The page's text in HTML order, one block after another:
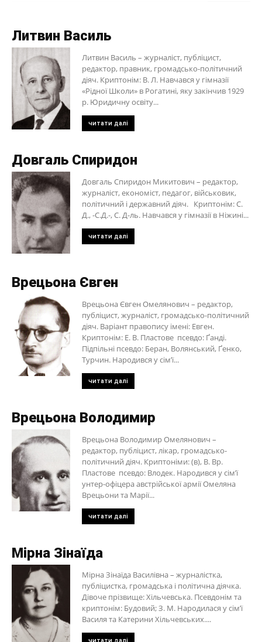
Литвин Василь
Литвин Василь – журналіст, публіцист,
редактор, правник, громадсько-політичний
діяч. Криптонім: В. Л. Навчався у гімназії
«Рідної Школи» в Рогатині, яку закінчив 1929
р. Юридичну освіту...
читати далі
Довгаль Спиридон
Довгаль Спиридон Микитович – редактор,
журналіст, економіст, педагог, військовик,
політичний і державний діяч. Криптонім: С.
Д., -С.Д.-, С. Д-ль. Навчався у гімназії в Ніжині...
читати далі
Врецьона Євген
Врецьона Євген Омелянович – редактор,
публіцист, журналіст, громадсько-політичний
діяч. Варіант правопису імені: Евген.
Криптонім: Е. В. Пластове псевдо: Ґанді.
Підпільні псевдо: Беран, Волянський, Ґенко,
Турчин. Народився у сім’ї...
читати далі
Врецьона Володимир
Врецьона Володимир Омелянович –
редактор, публіцист, лікар, громадсько-
політичний діяч. Криптоніми: (в), В. Вр.
Пластове псевдо: Влодек. Народився у сім’ї
унтер-офіцера австрійської армії Омеляна
Врецьони та Марії...
читати далі
Мірна Зінаїда
Мірна Зінаїда Василівна – журналістка,
публіцистка, громадська і політична діячка.
Дівоче прізвище: Хільчевська. Псевдонім та
криптонім: Будовий; З. М. Народилася у сім’ї
Василя та Катерини Хільчевських....